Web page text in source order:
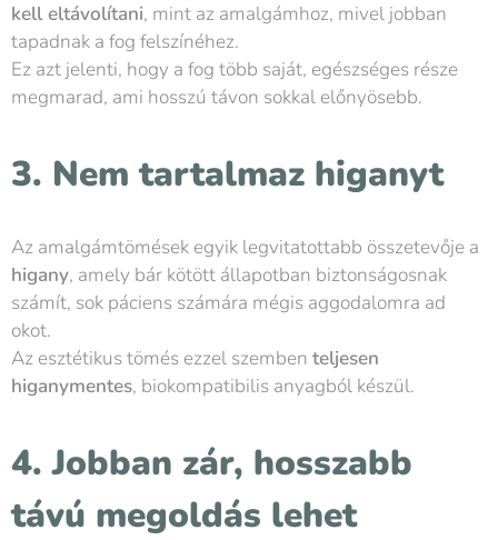
kell eltávolítani, mint az amalgámhoz, mivel jobban
tapadnak a fog felszínéhez.
Ez azt jelenti, hogy a fog több saját, egészséges része
megmarad, ami hosszú távon sokkal előnyösebb.
3. Nem tartalmaz higanyt
Az amalgámtömések egyik legvitatottabb összetevője a
higany, amely bár kötött állapotban biztonságosnak
számít, sok páciens számára mégis aggodalomra ad
okot.
Az esztétikus tömés ezzel szemben teljesen
higanymentes, biokompatibilis anyagból készül.
4. Jobban zár, hosszabb
távú megoldás lehet